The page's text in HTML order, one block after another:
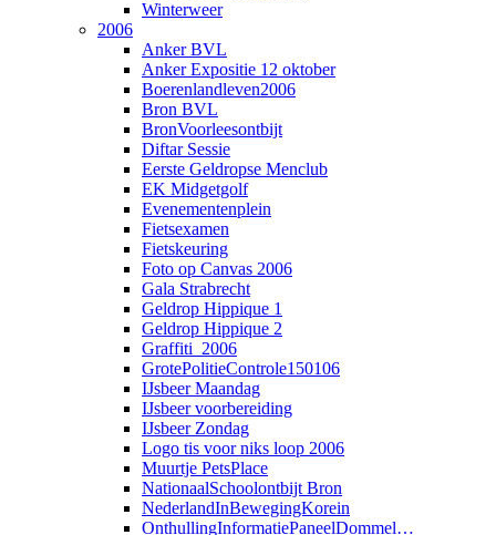
Winterweer
2006
Anker BVL
Anker Expositie 12 oktober
Boerenlandleven2006
Bron BVL
BronVoorleesontbijt
Diftar Sessie
Eerste Geldropse Menclub
EK Midgetgolf
Evenementenplein
Fietsexamen
Fietskeuring
Foto op Canvas 2006
Gala Strabrecht
Geldrop Hippique 1
Geldrop Hippique 2
Graffiti_2006
GrotePolitieControle150106
IJsbeer Maandag
IJsbeer voorbereiding
IJsbeer Zondag
Logo tis voor niks loop 2006
Muurtje PetsPlace
NationaalSchoolontbijt Bron
NederlandInBewegingKorein
OnthullingInformatiePaneelDommel…